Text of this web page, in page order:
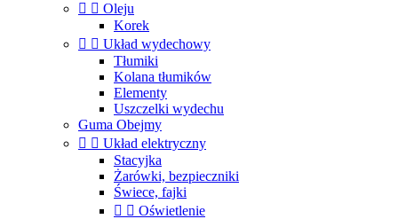
  Oleju
Korek
  Układ wydechowy
Tłumiki
Kolana tłumików
Elementy
Uszczelki wydechu
Guma Obejmy
  Układ elektryczny
Stacyjka
Żarówki, bezpieczniki
Świece, fajki
  Oświetlenie